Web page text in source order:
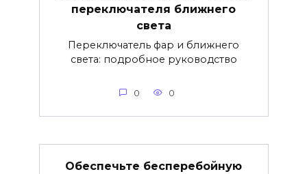
переключателя ближнего
света
Переключатель фар и ближнего
света: подробное руководство
0 0
Обеспечьте бесперебойную